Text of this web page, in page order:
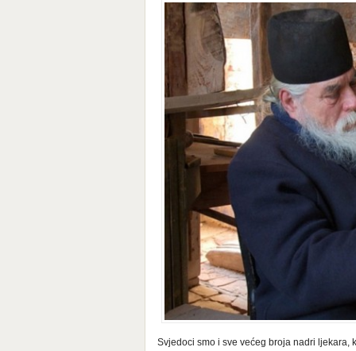
Svjedoci smo i sve većeg broja nadri